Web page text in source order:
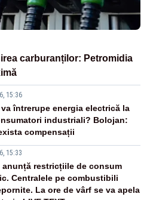
carburanților: Petromidia
15:36
va întrerupe energia electrică la
industriali? Bolojan:
compensații
15:33
anunță restricțiile de consum
Centralele pe combustibili
La ore de vârf se va apela